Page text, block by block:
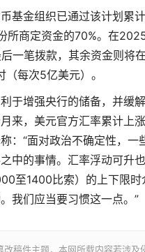
基金组织已通过该计划累
所商定资金的70%。在
一笔拨款，其余资金则将
每次5亿美元）。
于增强央行的储备，并缓
来，美元官方汇率累计上
：“面对政治不确定性，一
中的事情。汇率浮动可升
至1400比索）的上下限时
我们应当要习惯这一点。”
改稿件主题，本网所载内容若涉及